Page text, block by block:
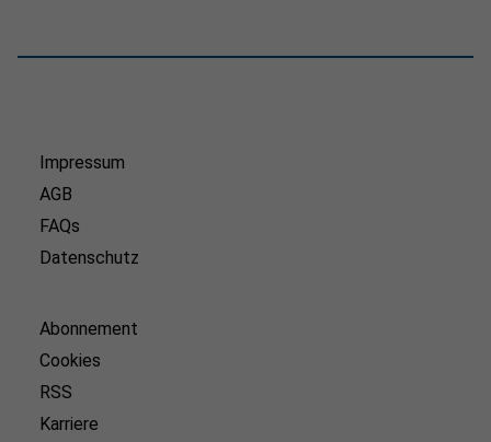
Impressum
AGB
FAQs
Datenschutz
Abonnement
Cookies
RSS
Karriere